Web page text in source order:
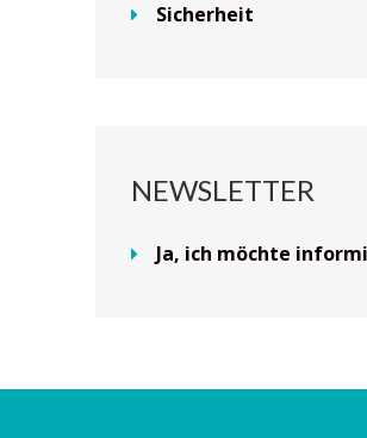
Sicherheit
NEWSLETTER
Ja, ich möchte